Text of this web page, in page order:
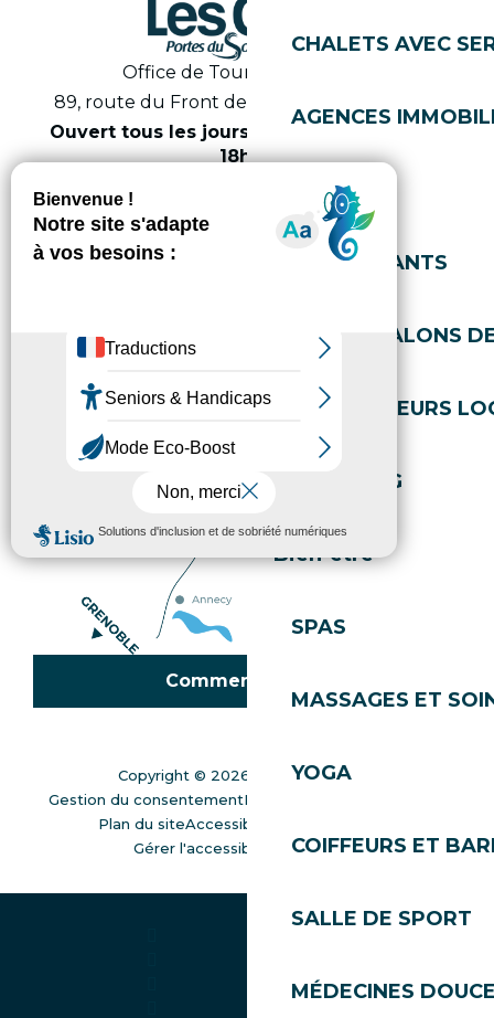
CHALETS AVEC
AGENCES
Art de vivre
RESTAURANTS
BARS & SALONS
PRODUCTEURS
SHOPPING
Bien-être
SPAS
MASSAGES ET
YOGA
COIFFEURS ET
SALLE DE SPORT
MÉDECINES
Office de Tourisme des Gets
89, route du Front de Neige 74260 Les Gets
Ouvert tous les jours en saison de 8h30 à
18h30
04 50 74 74 74
Comment venir ?
Copyright © 2026
Mentions légales
Gestion du consentementPolitique de confidentialité
Plan du siteAccessibilité : non conforme
Gérer l'accessibilité numérique